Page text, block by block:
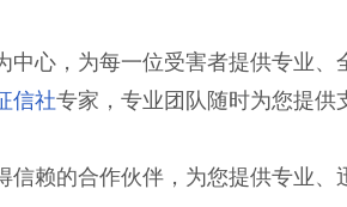
心，为每一位受害者提供专业
信社专家，专业团队随时为您提供
赖的合作伙伴，为您提供专业、